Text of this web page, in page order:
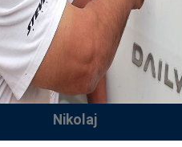
Nikolaj